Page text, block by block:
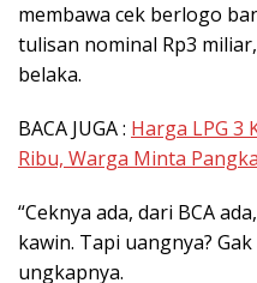
membawa cek berlogo
tulisan nominal Rp3
belaka.
BACA JUGA : Harga LPG 3
Ribu, Warga Minta
“Ceknya ada, dari BCA
kawin. Tapi uangnya?
ungkapnya.